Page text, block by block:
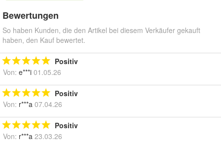
Bewertungen
So haben Kunden, die den Artikel bei diesem Verkäufer gekauft
haben, den Kauf bewertet.
Positiv
Von: e***i 01.05.26
Positiv
Von: r***a 07.04.26
Positiv
Von: r***a 23.03.26